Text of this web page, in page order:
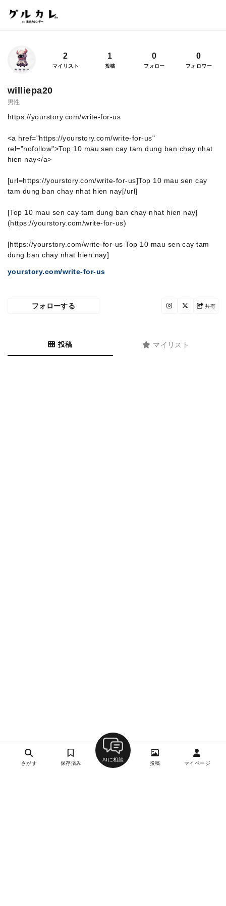
2
マイリスト
1
投稿
0
フォロー
0
フォロワー
williepa20
男性
https://yourstory.com/write-for-us
<a href="https://yourstory.com/write-for-us"
rel="nofollow">Top 10 mau sen cay tam dung ban chay nhat
hien nay</a>
[url=https://yourstory.com/write-for-us]Top 10 mau sen cay
tam dung ban chay nhat hien nay[/url]
[Top 10 mau sen cay tam dung ban chay nhat hien nay]
(https://yourstory.com/write-for-us)
[https://yourstory.com/write-for-us Top 10 mau sen cay tam
dung ban chay nhat hien nay]
yourstory.com/write-for-us
フォローする 共有
投稿 マイリスト
さがす 保存済み
AIに相談
投稿 マイページ